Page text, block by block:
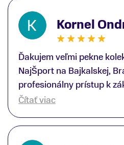
Kornel
Ďakujem veľmi pekne
NajŠport na Bajkalskej,
profesionálny prístup k
ďakujem špecialistovi
lyžiarskej obuvi, ako aj
Atomic; Pán Martin Guniš
Čítať viac